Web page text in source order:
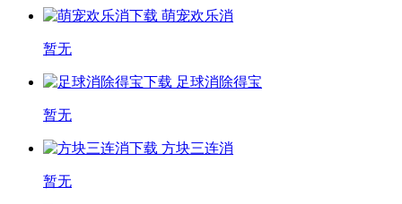
萌宠欢乐消
暂无
足球消除得宝
暂无
方块三连消
暂无